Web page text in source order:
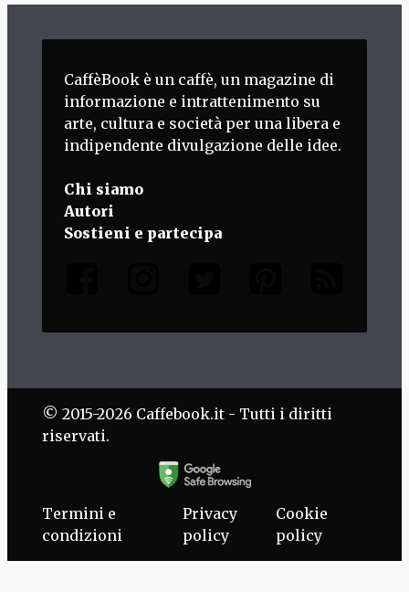
CaffèBook è un caffè, un magazine di
informazione e intrattenimento su
arte, cultura e società per una libera e
indipendente divulgazione delle idee.
Chi siamo
Autori
Sostieni e partecipa
© 2015-2026 Caffebook.it - Tutti i diritti
riservati.
Termini e
condizioni
Privacy
policy
Cookie
policy